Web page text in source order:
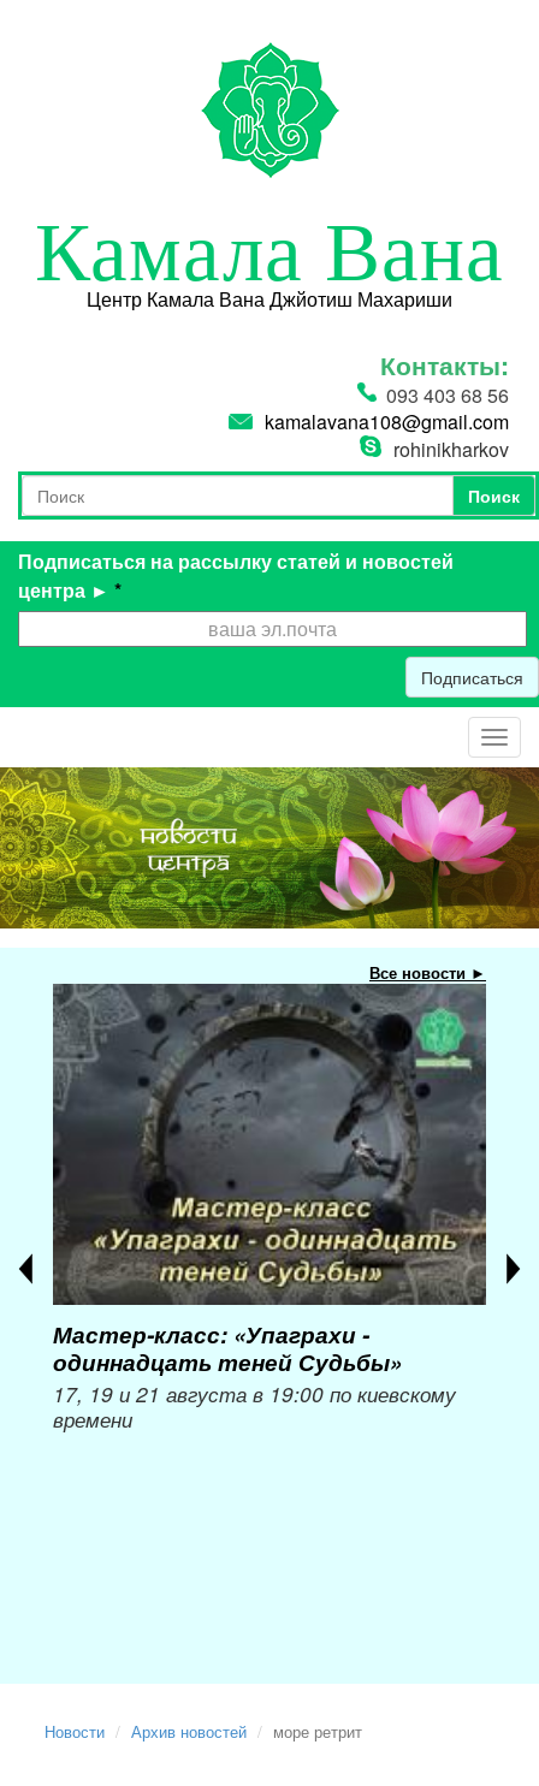
Камала Вана
Центр Камала Вана Джйотиш Махариши
Контакты:
093 403 68 56
kamalavana108@gmail.com
rohinikharkov
Форма поиска
Поиск
Поиск
Подписаться на рассылку статей и новостей
центра ► *
Подписаться
Все новости ►
Мастер-класс: «Упаграхи -
одиннадцать теней Судьбы»
17, 19 и 21 августа в 19:00 по киевскому
времени
Новости Архив новостей море ретрит